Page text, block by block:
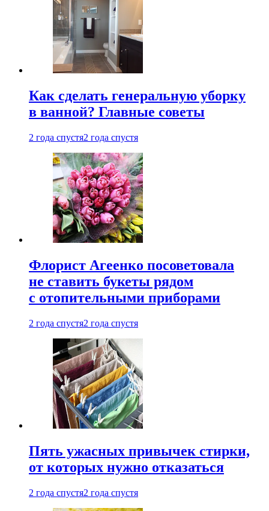
Как сделать генеральную уборку
в ванной? Главные советы
2 года спустя2 года спустя
Флорист Агеенко посоветовала
не ставить букеты рядом
с отопительными приборами
2 года спустя2 года спустя
Пять ужасных привычек стирки,
от которых нужно отказаться
2 года спустя2 года спустя